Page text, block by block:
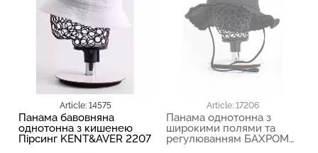
Article: 14575
Панама бавовняна
однотонна з кишенею
Пірсинг KENT&AVER 2207
Article: 17206
Панама однотонна з
широкими полями та
регулюванням БАХРОМА